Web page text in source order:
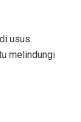
usus.
melindungi